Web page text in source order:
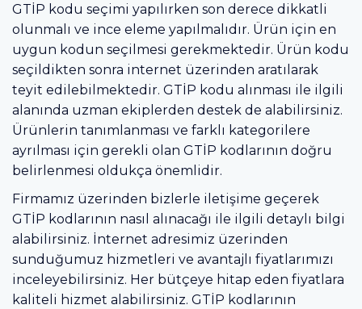
GTİP kodu seçimi yapılırken son derece dikkatli
olunmalı ve ince eleme yapılmalıdır. Ürün için en
uygun kodun seçilmesi gerekmektedir. Ürün kodu
seçildikten sonra internet üzerinden aratılarak
teyit edilebilmektedir. GTİP kodu alınması ile ilgili
alanında uzman ekiplerden destek de alabilirsiniz.
Ürünlerin tanımlanması ve farklı kategorilere
ayrılması için gerekli olan GTİP kodlarının doğru
belirlenmesi oldukça önemlidir.
Firmamız üzerinden bizlerle iletişime geçerek
GTİP kodlarının nasıl alınacağı ile ilgili detaylı bilgi
alabilirsiniz. İnternet adresimiz üzerinden
sunduğumuz hizmetleri ve avantajlı fiyatlarımızı
inceleyebilirsiniz. Her bütçeye hitap eden fiyatlara
kaliteli hizmet alabilirsiniz. GTİP kodlarının